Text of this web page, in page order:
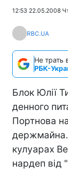
12:53 22.05.2008
RBC.UA
Не трать
РБК-
Блок Юлії
денного
Портнова
кулуарах
нардеп від